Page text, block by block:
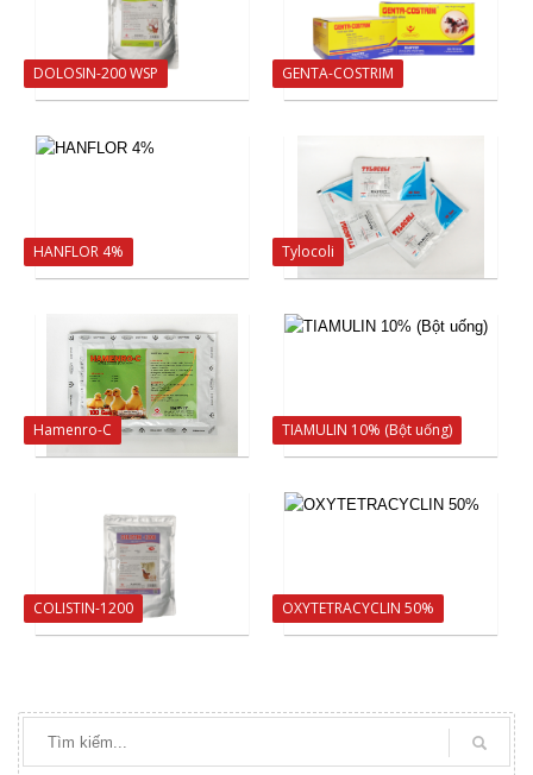
DOLOSIN-200 WSP GENTA-COSTRIM
HANFLOR 4% Tylocoli
Hamenro-C TIAMULIN 10% (Bột uống)
COLISTIN-1200 OXYTETRACYCLIN 50%